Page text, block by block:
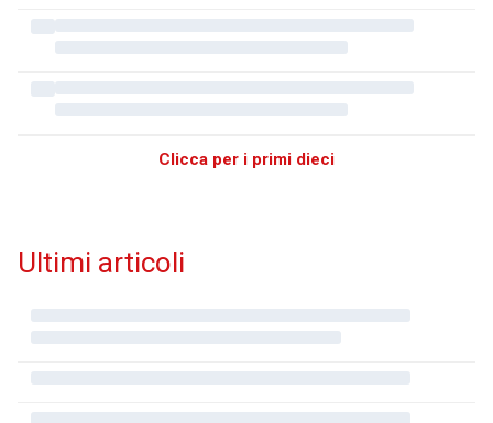
Clicca per i primi dieci
Ultimi articoli